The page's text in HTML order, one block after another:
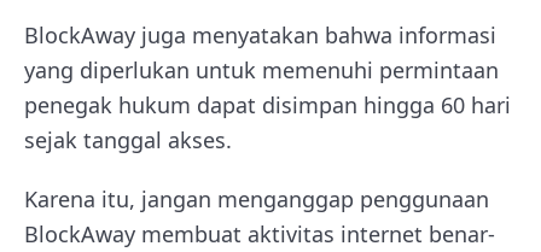
BlockAway juga menyatakan bahwa informasi
yang diperlukan untuk memenuhi permintaan
penegak hukum dapat disimpan hingga 60 hari
sejak tanggal akses.
Karena itu, jangan menganggap penggunaan
BlockAway membuat aktivitas internet benar-